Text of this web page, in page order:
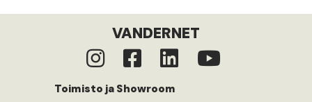
VANDERNET
Toimisto ja Showroom